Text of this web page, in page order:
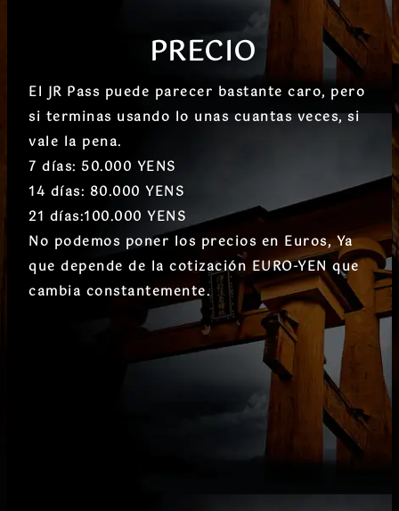
PRECIO
El JR Pass puede parecer bastante caro, pero
si terminas usando lo unas cuantas veces, si
vale la pena.
7 días: 50.000 YENS
14 días: 80.000 YENS
21 días:100.000 YENS
No podemos poner los precios en Euros, Ya
que depende de la cotización EURO-YEN que
cambia constantemente.